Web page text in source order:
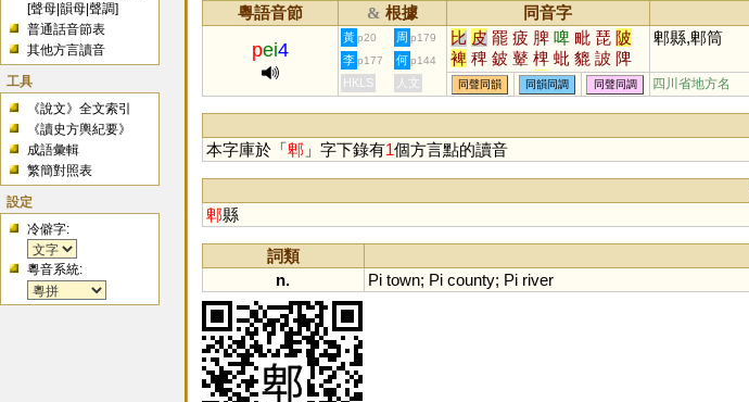
[聲母 |韻母 |聲調]
普通話音節表
其他方言讀音
工具
《說文》全文索引
《讀史方輿紀要》
成語彙輯
繁簡對照表
設定
冷僻字:
粵音系統:
粵語音節 & 根據 同音字
pei4
黃 p20 周 p179 比 皮 罷 疲 脾 啤 毗 琵 陂
裨 稗 鈹 鼙 椑 蚍 貔 詖 陴
駍 魾 蜱 膍 鞞 岯 笓 毘 邳
芘 阰 崥 毞 埤 紕 枇 猈 蚽
蚾 鵧 螷 蠯
郫縣,郫筒
李 p177 何 p144
HKLS 人文 同聲同韻 同韻同調 同聲同調 四川省地方名
本字庫於「郫」字下錄有1個方言點的讀音
郫縣
詞類
n.
Pi town; Pi county; Pi river